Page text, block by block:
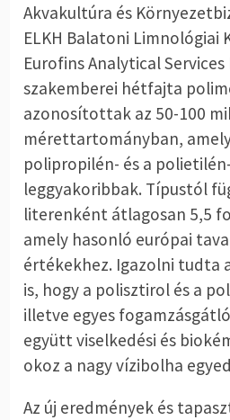
Akvakultúra és
ELKH Balatoni Limnológiai
Eurofins Analytical Services
szakemberei hétfajta
azonosítottak az 50-100
mérettartományban,
polipropilén- és a
leggyakoribbak. Típustól
literenként átlagosan 5,5
amely hasonló európai
értékekhez. Igazolni tudta
is, hogy a polisztirol és a
illetve egyes
együtt viselkedési és
okoz a nagy vízibolha
Az új eredmények és